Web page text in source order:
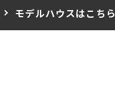
モデルハウスはこちら